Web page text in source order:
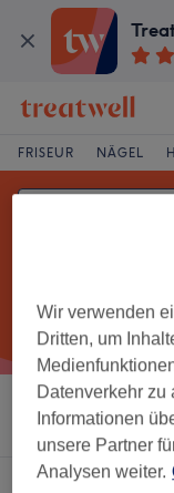
FRISEUR NÄGEL
Sortieren nach
Ein Salon, der anbietet:
Wir verwenden
Dritten, um
Datenverkehr zu
Informationen
unsere Partner
Analysen weiter.